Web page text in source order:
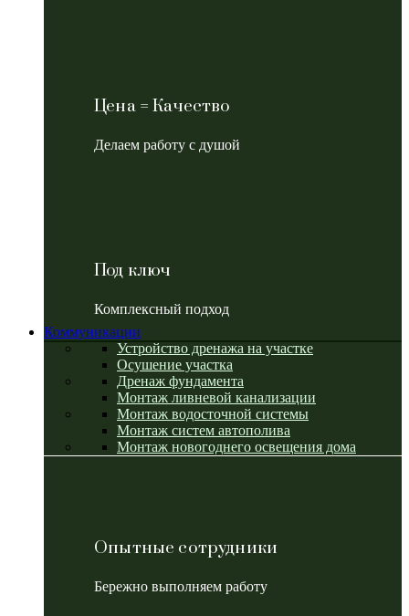
Цена = Качество
Делаем работу с душой
Под ключ
Комплексный подход
Коммуникации
Устройство дренажа на участке
Осушение участка
Дренаж фундамента
Монтаж ливневой канализации
Монтаж водосточной системы
Монтаж систем автополива
Монтаж новогоднего освещения дома
Опытные сотрудники
Бережно выполняем работу